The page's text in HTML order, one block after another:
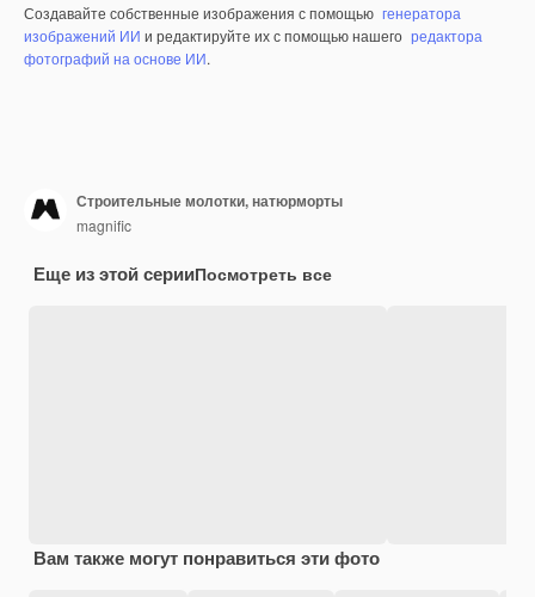
Создавайте собственные изображения с помощью генератора
изображений ИИ и редактируйте их с помощью нашего редактора
фотографий на основе ИИ.
Строительные молотки, натюрморты
magnific
Еще из этой серииПосмотреть все
Вам также могут понравиться эти фото